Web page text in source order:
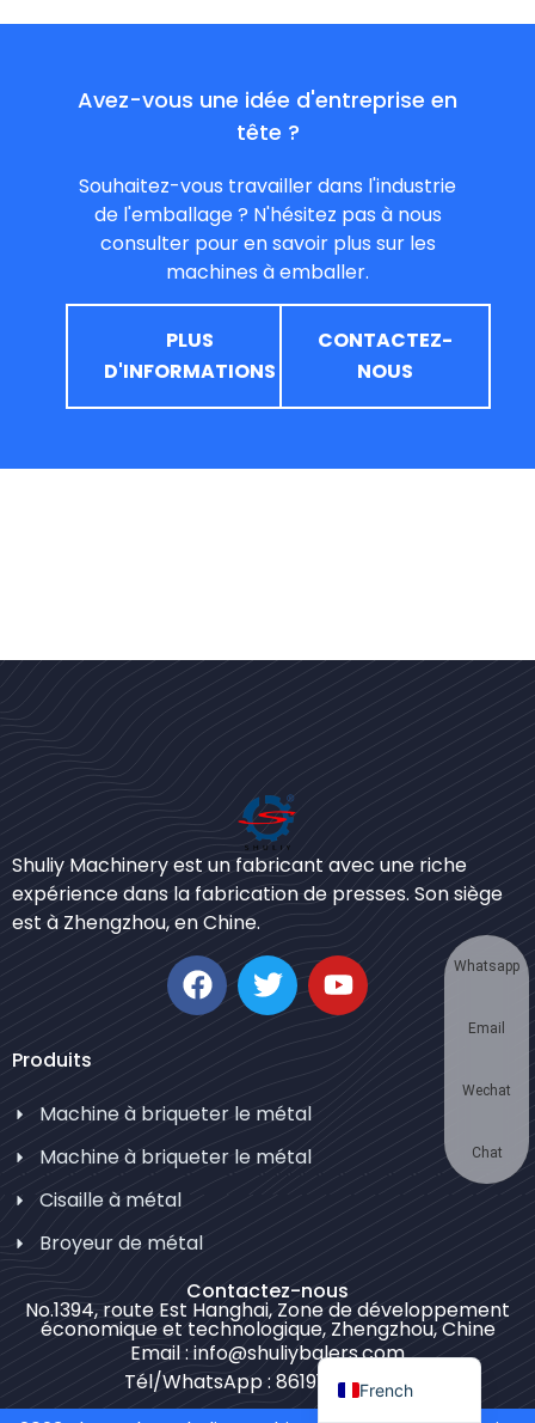
Avez-vous une idée d'entreprise en
tête ?
Souhaitez-vous travailler dans l'industrie
de l'emballage ? N'hésitez pas à nous
consulter pour en savoir plus sur les
machines à emballer.
PLUS
D'INFORMATIONS
CONTACTEZ-
NOUS
Shuliy Machinery est un fabricant avec une riche
expérience dans la fabrication de presses. Son siège
est à Zhengzhou, en Chine.
Produits
Machine à briqueter le métal
Machine à briqueter le métal
Cisaille à métal
Broyeur de métal
Contactez-nous
No.1394, route Est Hanghai, Zone de développement
économique et technologique, Zhengzhou, Chine
Email : info@shuliybalers.com
Tél/WhatsApp : 8619139754781
French
English
Arabic
Swahili
Japanese
Whatsapp
Email
Wechat
Chat